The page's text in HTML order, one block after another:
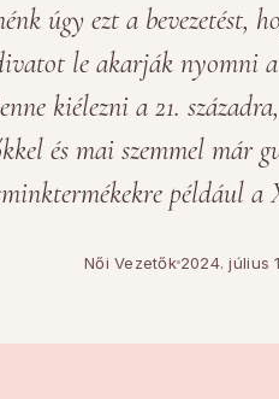
úgy ezt a bevezetést,
le akarják nyomni a
kiélezni a 21.
és mai szemmel már
például a
Női Vezetők2024. július